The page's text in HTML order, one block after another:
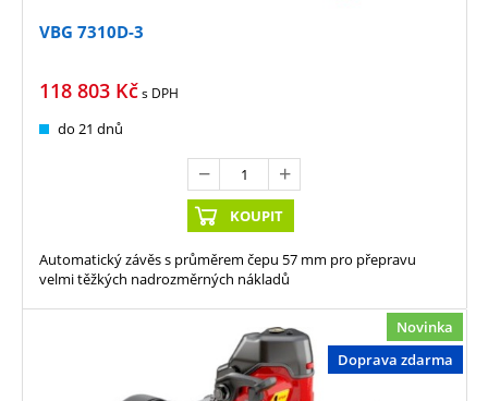
VBG 7310D-3
118 803 Kčs DPH
do 21 dnů
KOUPIT
Automatický závěs s průměrem čepu 57 mm pro přepravu
velmi těžkých nadrozměrných nákladů
Novinka
Doprava zdarma